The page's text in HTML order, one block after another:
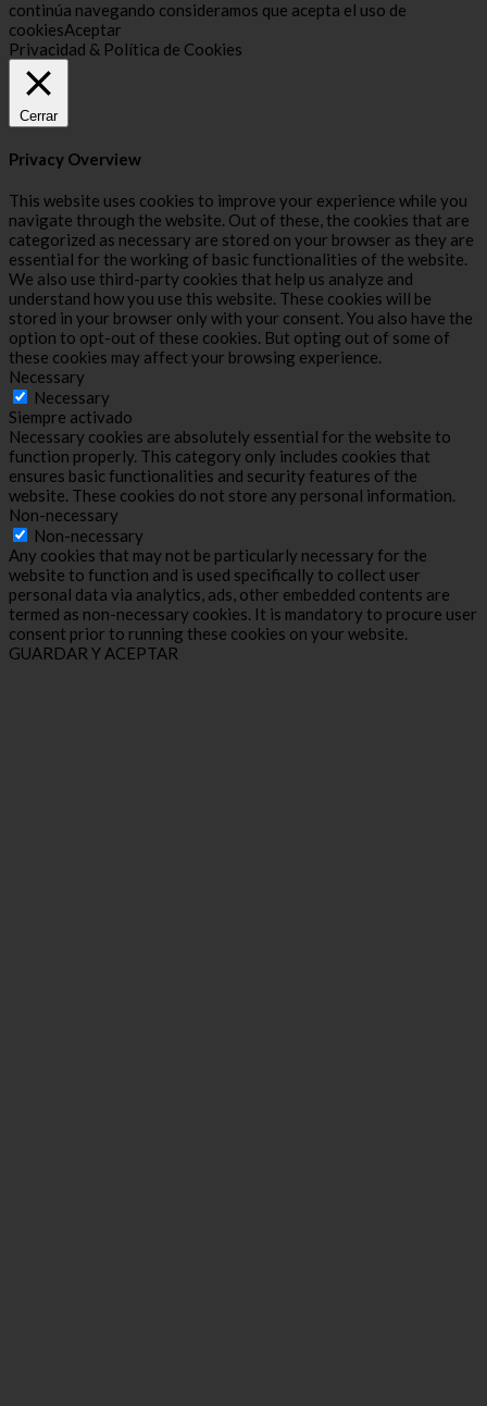
continúa navegando consideramos que acepta el uso de
cookiesAceptar
Privacidad & Política de Cookies
Cerrar
Privacy Overview
This website uses cookies to improve your experience while you
navigate through the website. Out of these, the cookies that are
categorized as necessary are stored on your browser as they are
essential for the working of basic functionalities of the website.
We also use third-party cookies that help us analyze and
understand how you use this website. These cookies will be
stored in your browser only with your consent. You also have the
option to opt-out of these cookies. But opting out of some of
these cookies may affect your browsing experience.
Necessary
Necessary
Siempre activado
Necessary cookies are absolutely essential for the website to
function properly. This category only includes cookies that
ensures basic functionalities and security features of the
website. These cookies do not store any personal information.
Non-necessary
Non-necessary
Any cookies that may not be particularly necessary for the
website to function and is used specifically to collect user
personal data via analytics, ads, other embedded contents are
termed as non-necessary cookies. It is mandatory to procure user
consent prior to running these cookies on your website.
GUARDAR Y ACEPTAR